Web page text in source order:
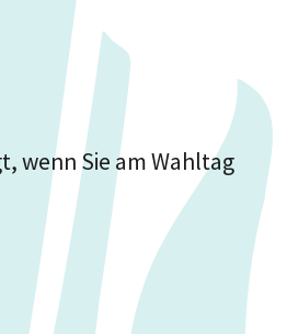
wenn Sie am Wahltag